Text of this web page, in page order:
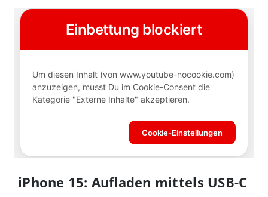
iPhone 15: Aufladen mittels USB-C